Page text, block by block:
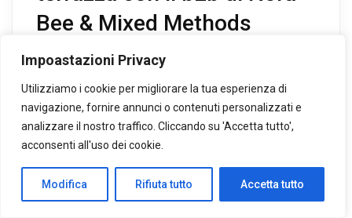
Impoastazioni Privacy
Utilizziamo i cookie per migliorare la tua esperienza di
navigazione, fornire annunci o contenuti personalizzati e
analizzare il nostro traffico. Cliccando su 'Accetta tutto',
acconsenti all'uso dei cookie.
Modifica Rifiuta tutto Accetta tutto
Bee & Mixed Methods
Happy Birthday Nora Bee!!! Una domenica speciale per
festeggiare un’amica, ma soprattutto una splendida dj
che per il suo compleanno si mette in console in un back-
to-back che tutti gli amanti della house music non
dovrebbero perdersi. Un’occasione per me (e magari
di […]